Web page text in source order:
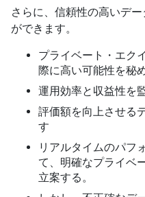
さらに、信頼性の高いデ
ができます。
プライベート・エク
際に高い可能性を秘
運用効率と収益性を
評価額を向上させる
す
リアルタイムのパフ
て、明確なプライベ
立案する。